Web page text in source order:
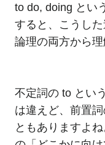
to do, doing とい
すると、こうし
論理の両方から理
不定詞の to とい
は違えど、前置
ともありますよ